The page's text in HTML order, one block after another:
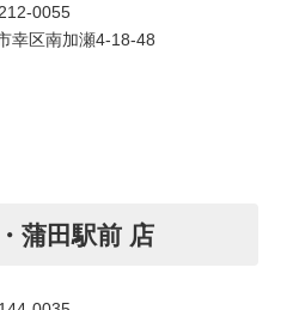
0055
幸区南加瀬4-18-48
蒲田駅前 店